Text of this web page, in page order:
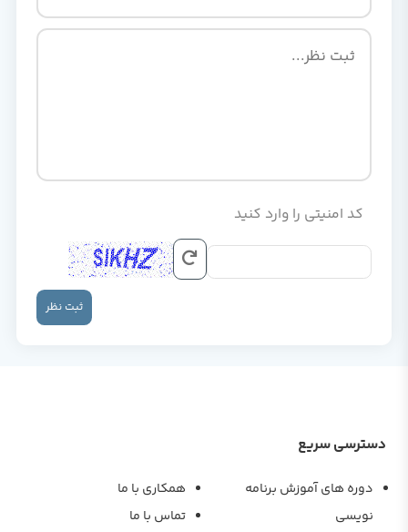
کد امنیتی را وارد کنید
ثبت نظر
دسترسی سریع
دوره های آموزش برنامه
نویسی
همکاری با ما
تماس با ما